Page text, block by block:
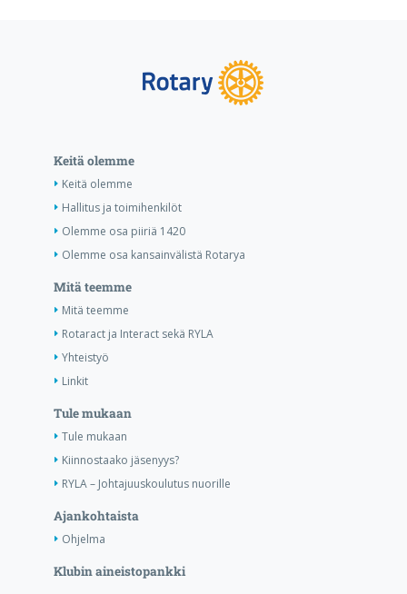
Keitä olemme
Keitä olemme
Hallitus ja toimihenkilöt
Olemme osa piiriä 1420
Olemme osa kansainvälistä Rotarya
Mitä teemme
Mitä teemme
Rotaract ja Interact sekä RYLA
Yhteistyö
Linkit
Tule mukaan
Tule mukaan
Kiinnostaako jäsenyys?
RYLA – Johtajuuskoulutus nuorille
Ajankohtaista
Ohjelma
Klubin aineistopankki